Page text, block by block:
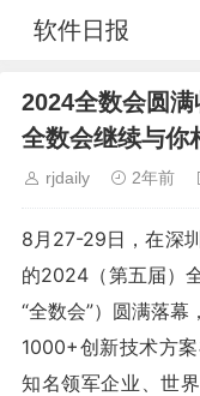
软件日报
2024全数会圆
全数会继续与你
rjdaily 2年前
8月27-29日，在深
的2024（第五届）
“全数会”）圆满落幕
1000+创新技术方
知名领军企业、世